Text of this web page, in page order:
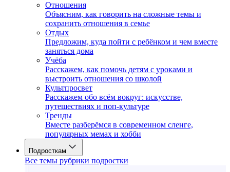
Отношения
Объясним, как говорить на сложные темы и
сохранить отношения в семье
Отдых
Предложим, куда пойти с ребёнком и чем вместе
заняться дома
Учёба
Расскажем, как помочь детям с уроками и
выстроить отношения со школой
Культпросвет
Расскажем обо всём вокруг: искусстве,
путешествиях и поп-культуре
Тренды
Вместе разберёмся в современном сленге,
популярных мемах и хобби
Подросткам
Все темы рубрики подростки